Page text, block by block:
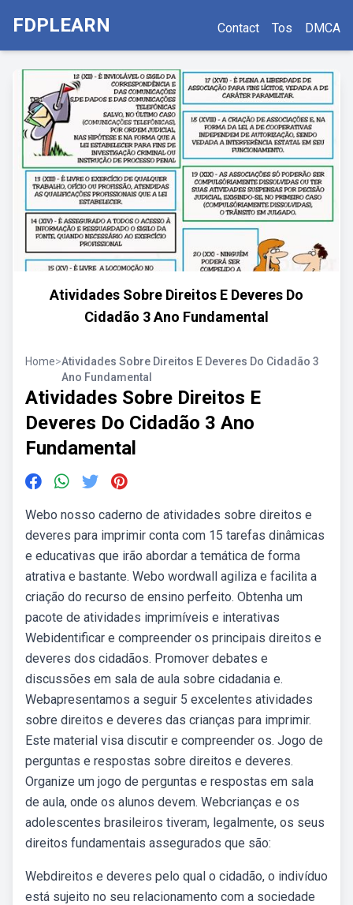
FDPLEARN Contact Tos DMCA
Atividades Sobre Direitos E Deveres Do
Cidadão 3 Ano Fundamental
Home>Atividades Sobre Direitos E Deveres Do Cidadão 3
Ano Fundamental
Atividades Sobre Direitos E
Deveres Do Cidadão 3 Ano
Fundamental
Webo nosso caderno de atividades sobre direitos e
deveres para imprimir conta com 15 tarefas dinâmicas
e educativas que irão abordar a temática de forma
atrativa e bastante. Webo wordwall agiliza e facilita a
criação do recurso de ensino perfeito. Obtenha um
pacote de atividades imprimíveis e interativas
Webidentificar e compreender os principais direitos e
deveres dos cidadãos. Promover debates e
discussões em sala de aula sobre cidadania e.
Webapresentamos a seguir 5 excelentes atividades
sobre direitos e deveres das crianças para imprimir.
Este material visa discutir e compreender os. Jogo de
perguntas e respostas sobre direitos e deveres.
Organize um jogo de perguntas e respostas em sala
de aula, onde os alunos devem. Webcrianças e os
adolescentes brasileiros tiveram, legalmente, os seus
direitos fundamentais assegurados que são:
Webdireitos e deveres pelo qual o cidadão, o indivíduo
está sujeito no seu relacionamento com a sociedade